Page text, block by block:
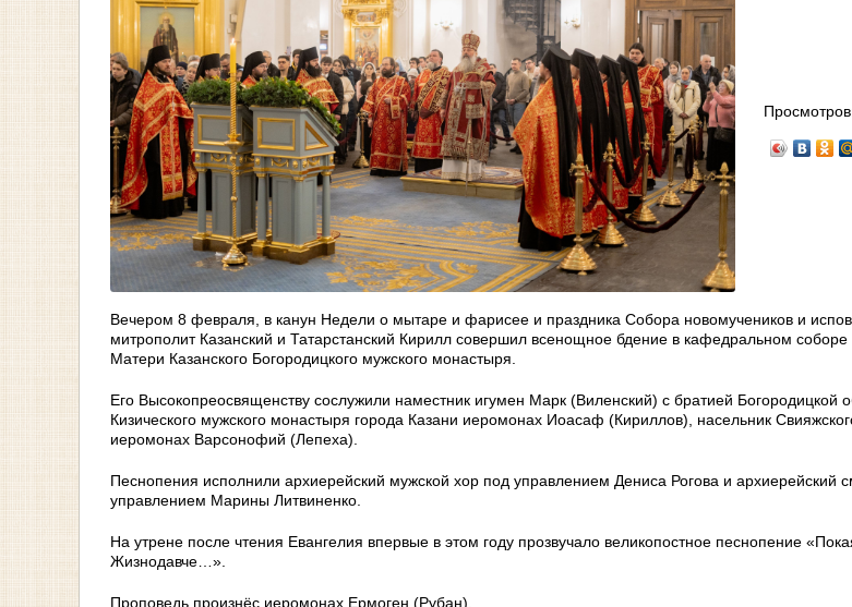
Вечером 8 февраля, в канун Недели о мытаре и фарисее и праздника Собора новомучеников и
митрополит Казанский и Татарстанский Кирилл совершил всенощное бдение в кафедральном
Матери Казанского Богородицкого мужского монастыря.
Его Высокопреосвященству сослужили наместник игумен Марк (Виленский) с братией Богородицкой
Кизического мужского монастыря города Казани иеромонах Иоасаф (Кириллов), насельник
иеромонах Варсонофий (Лепеха).
Песнопения исполнили архиерейский мужской хор под управлением Дениса Рогова и архиерейский
управлением Марины Литвиненко.
На утрене после чтения Евангелия впервые в этом году прозвучало великопостное песнопение
Жизнодавче…».
Проповедь произнёс иеромонах Ермоген (Рубан).